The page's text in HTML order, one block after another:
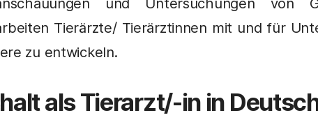
Tierärzte/ Tierärztinnen mit und für
zu entwickeln.
als Tierarzt/-in in